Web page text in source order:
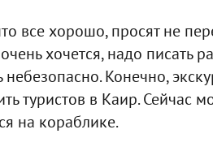
все хорошо, просят не
хочется, надо писать
небезопасно. Конечно,
туристов в Каир. Сейчас
на кораблике.